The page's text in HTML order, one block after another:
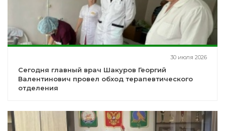
30 июля 2026
Сегодня главный врач Шакуров Георгий
Валентинович провел обход терапевтического
отделения